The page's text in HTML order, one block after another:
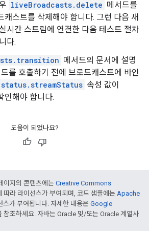
liveBroadcasts.delete 메서드를
캐스트를 삭제해야 합니다. 그런 다음 새
시간 스트림에 연결한 다음 테스트 절차
다.
메서드의 문서에 설명
를 호출하기 전에 브로드캐스트에 바인
status.streamStatus 속성 값이
인해야 합니다.
도움이 되었나요?
이지의 콘텐츠에는 Creative Commons
따라 라이선스가 부여되며, 코드 샘플에는 Apache
스가 부여됩니다. 자세한 내용은 Google
참조하세요. 자바는 Oracle 및/또는 Oracle 계열사